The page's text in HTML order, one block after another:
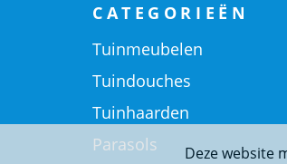
Deze website
CATEGORIEËN
Tuinmeubelen
Tuindouches
Tuinhaarden
Parasols